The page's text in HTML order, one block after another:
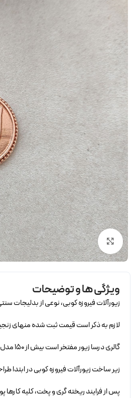
برای بزرگنمایی کلیک کنید
ویژگی ها و توضیحات
زیورآلات فیروزه کوبی، نوعی از بدلیجات سنتی، چشم
لازم به ذکر است قیمت ثبت شده منهای
گالری درسا زیور مفتخر است بیش از 150 مدل متنوع زیر ساخت زیورآلات مسی مناسب هنر زیبای فیروزه کوبی را برای کلیه هنرمندان این صنعت تولید کند.
زیر ساخت زیورآلات فیروزه کوبی در
پس از فرایند ریخته گری و پخت، کلیه